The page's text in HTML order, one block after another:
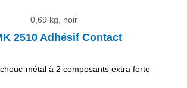
0,69 kg, noir
2510 Adhésif Contact
métal à 2 composants extra forte